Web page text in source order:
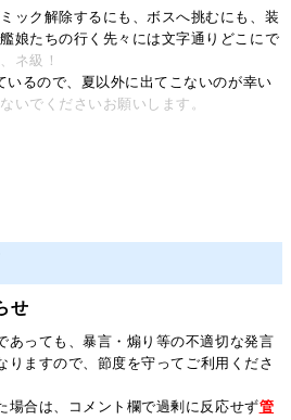
ック解除するにも、ボスへ挑むにも、装
娘たちの行く先々には文字通りどこにで
ネ級！
いるので、夏以外に出てこないのが幸い
いでくださいお願いします。
せ
あっても、暴言・煽り等の不適切な発言
りますので、節度を守ってご利用くださ
場合は、コメント欄で過剰に反応せず管